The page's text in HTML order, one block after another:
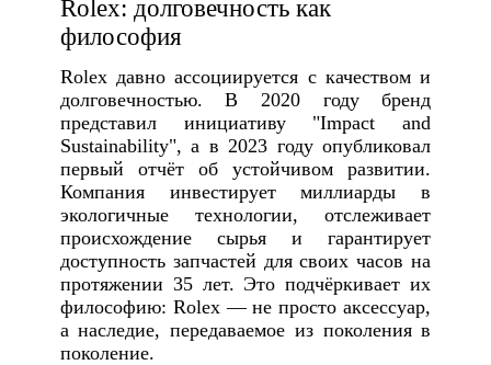
Rolex: долговечность как
философия
Rolex давно ассоциируется с качеством и
долговечностью. В 2020 году бренд
представил инициативу "Impact and
Sustainability", а в 2023 году опубликовал
первый отчёт об устойчивом развитии.
Компания инвестирует миллиарды в
экологичные технологии, отслеживает
происхождение сырья и гарантирует
доступность запчастей для своих часов на
протяжении 35 лет. Это подчёркивает их
философию: Rolex — не просто аксессуар,
а наследие, передаваемое из поколения в
поколение.